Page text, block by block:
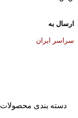
ارسال به
سراسر ایران
دسته بندی محصولات